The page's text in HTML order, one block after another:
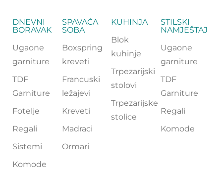
DNEVNI
BORAVAK
Ugaone
garniture
TDF
Garniture
Fotelje
Regali
Sistemi
Komode
SPAVAĆA
SOBA
Boxspring
kreveti
Francuski
ležajevi
Kreveti
Madraci
Ormari
KUHINJA
Blok
kuhinje
Trpezarijski
stolovi
Trpezarijske
stolice
STILSKI
NAMJEŠTAJ
Ugaone
garniture
TDF
Garniture
Regali
Komode